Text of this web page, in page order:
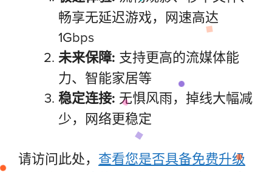
畅享无延迟游戏，网速高达
1Gbps
未来保障: 支持更高的流媒体能
力、智能家居等
稳定连接: 无惧风雨，掉线大幅减
少，网络更稳定
请访问此处， 查看您是否具备免费升级